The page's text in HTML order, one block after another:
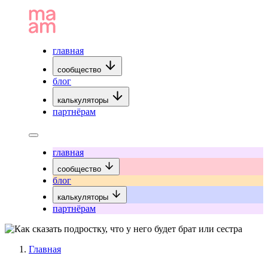
главная
сообщество
блог
калькуляторы
партнёрам
главная
сообщество
блог
калькуляторы
партнёрам
Главная